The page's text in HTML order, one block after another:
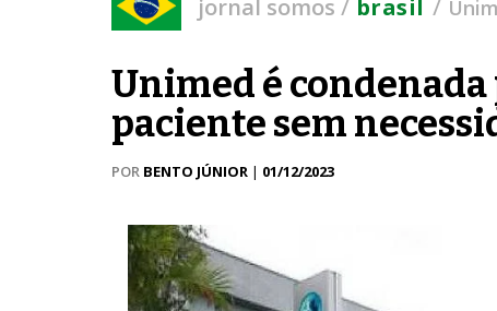
jornal somos brasil
Unimed é
paciente sem
POR BENTO JÚNIOR | 01/12/2023